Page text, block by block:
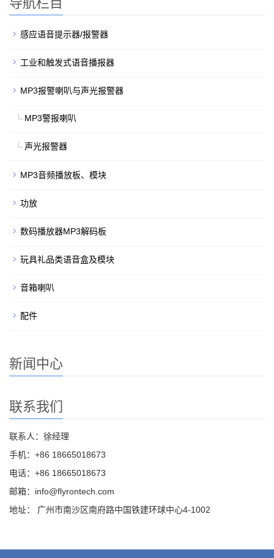
感应语音提示器/报警器
工业和触发式语音播报器
MP3报警喇叭与声光报警器
MP3警报喇叭
声光报警器
MP3音频播放板、模块
功放
数码播放器MP3解码板
玩具礼品类语音盒及模块
音箱喇叭
配件
新闻中心
联系我们
联系人：徐经理
手机：+86 18665018673
电话：+86 18665018673
邮箱：info@flyrontech.com
地址： 广州市南沙区南府路中国铁建环球中心4-1002